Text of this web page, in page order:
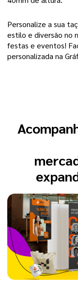
Personalize a sua
estilo e diversão no
festas e eventos!
personalizada na